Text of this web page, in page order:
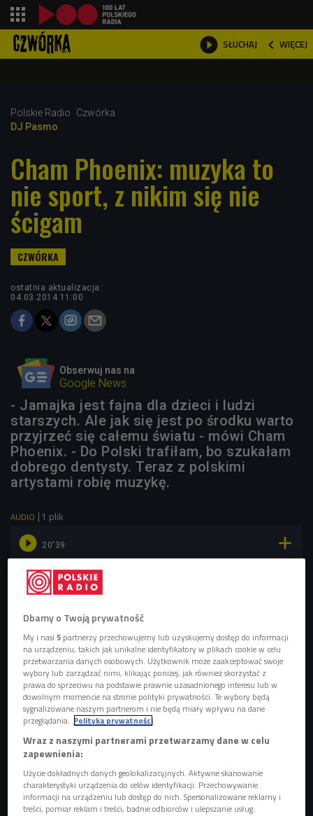
 SŁUCHAJ  WIĘCEJ

Polskie Radio
Czwórka
DJ Pasmo
Cham Phoenix: muzyka to
nie sport, z nikim się nie
ścigam
ostatnia aktualizacja:
04.03.2014 11:00
Obserwuj nas na
Google News
- Jamajka jest fajna dla dzieci i ludzi
starszych. Ale jak się jest po środku warto
przyjrzeć się całemu światu - mówi Cham
Phoenix. - Do Polski trafiłam, bo szukałam
dobrego dentysty. Teraz z polskimi
artystami robię muzykę.
AUDIO 1 plik
 20'39 
Wywiad z Cham Phoenix i Ictus Sound System
(Czwórka/DJ Pasmo)
Cham Phoenix przyjechała do Polski.... do dentysty. Teraz mieszka w Poznaniu i
robi fantastyczną muzykę
Foto: mat. promocyjne/Ictus.pl
Dbamy o Twoją prywatność
My i nasi5 partnerzy przechowujemy lub uzyskujemy dostęp do informacji
na urządzeniu, takich jak unikalne identyfikatory w plikach cookie w celu
przetwarzania danych osobowych. Użytkownik może zaakceptować swoje
wybory lub zarządzać nimi, klikając poniżej, jak również skorzystać z
prawa do sprzeciwu na podstawie prawnie uzasadnionego interesu lub w
dowolnym momencie na stronie polityki prywatności. Te wybory będą
sygnalizowane naszym partnerom i nie będą miały wpływu na dane
przeglądania. Polityka prywatności
Wraz z naszymi partnerami przetwarzamy dane w celu
zapewnienia:
Użycie dokładnych danych geolokalizacyjnych. Aktywne skanowanie
charakterystyki urządzenia do celów identyfikacji. Przechowywanie
informacji na urządzeniu lub dostęp do nich. Spersonalizowane reklamy i
treści, pomiar reklam i treści, badnie odbiorców i ulepszanie usług.